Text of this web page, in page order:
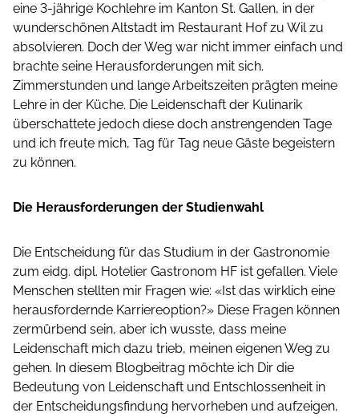
eine 3-jährige Kochlehre im Kanton St. Gallen, in der
wunderschönen Altstadt im Restaurant Hof zu Wil zu
absolvieren. Doch der Weg war nicht immer einfach und
brachte seine Herausforderungen mit sich.
Zimmerstunden und lange Arbeitszeiten prägten meine
Lehre in der Küche. Die Leidenschaft der Kulinarik
überschattete jedoch diese doch anstrengenden Tage
und ich freute mich, Tag für Tag neue Gäste begeistern
zu können.
Die Herausforderungen der Studienwahl
Die Entscheidung für das Studium in der Gastronomie
zum eidg. dipl. Hotelier Gastronom HF ist gefallen. Viele
Menschen stellten mir Fragen wie: «Ist das wirklich eine
herausfordernde Karriereoption?» Diese Fragen können
zermürbend sein, aber ich wusste, dass meine
Leidenschaft mich dazu trieb, meinen eigenen Weg zu
gehen. In diesem Blogbeitrag möchte ich Dir die
Bedeutung von Leidenschaft und Entschlossenheit in
der Entscheidungsfindung hervorheben und aufzeigen,